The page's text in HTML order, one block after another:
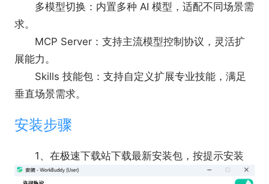
3、业务数据洞察与自动化响应
●推荐用户：运营、客户成功、管理等需对业务
数据做出反应的角色。
●能力描述：将业务数据表格/日志交给
WorkBuddy ，自动完成深度分析、提炼问题、总结
●典型任务：
文档，进行情感归类与问题提炼，生成附带优化建议
的周期性洞察报告。
多模型切换：内置多种 AI 模型，适配不同场景需
求。
MCP Server：支持主流模型控制协议，灵活扩
展能力。
Skills 技能包：支持自定义扩展专业技能，满足
垂直场景需求。
安装步骤
1、在极速下载站下载最新安装包，按提示安装